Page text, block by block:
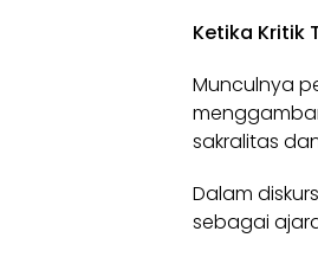
Ketika Kritik
Munculnya
sakralitas
Dalam
sebagai